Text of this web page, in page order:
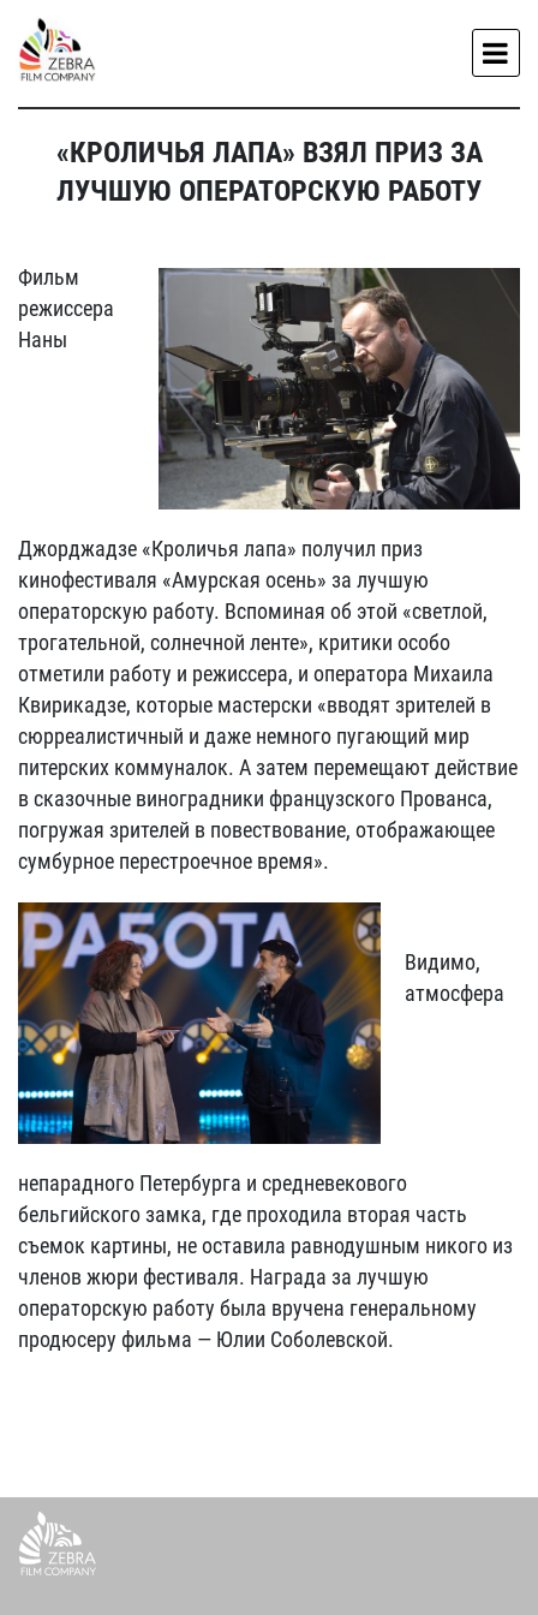
«КРОЛИЧЬЯ ЛАПА» ВЗЯЛ ПРИЗ ЗА
ЛУЧШУЮ ОПЕРАТОРСКУЮ РАБОТУ
Фильм
режиссера
Наны
Джорджадзе «Кроличья лапа» получил приз
кинофестиваля «Амурская осень» за лучшую
операторскую работу. Вспоминая об этой «светлой,
трогательной, солнечной ленте», критики особо
отметили работу и режиссера, и оператора Михаила
Квирикадзе, которые мастерски «вводят зрителей в
сюрреалистичный и даже немного пугающий мир
питерских коммуналок. А затем перемещают действие
в сказочные виноградники французского Прованса,
погружая зрителей в повествование, отображающее
сумбурное перестроечное время».
Видимо,
атмосфера
непарадного Петербурга и средневекового
бельгийского замка, где проходила вторая часть
съемок картины, не оставила равнодушным никого из
членов жюри фестиваля. Награда за лучшую
операторскую работу была вручена генеральному
продюсеру фильма — Юлии Соболевской.